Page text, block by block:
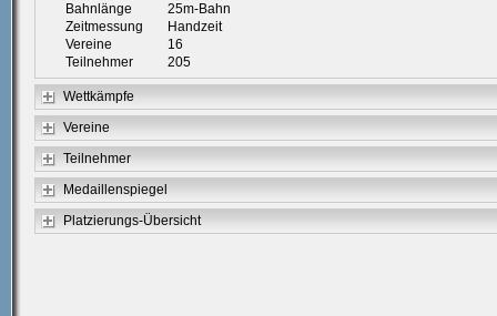
Bahnlänge
25m-Bahn
Zeitmessung
Handzeit
Vereine
16
Teilnehmer
205
Wettkämpfe
Vereine
Teilnehmer
Medaillenspiegel
Platzierungs-Übersicht